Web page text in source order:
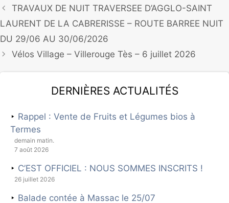
TRAVAUX DE NUIT TRAVERSEE D’AGGLO-SAINT
LAURENT DE LA CABRERISSE – ROUTE BARREE NUIT
DU 29/06 AU 30/06/2026
Vélos Village – Villerouge Tès – 6 juillet 2026
Dernières actualités
Rappel : Vente de Fruits et Légumes bios à
Termes
demain matin.
7 août 2026
C’EST OFFICIEL : NOUS SOMMES INSCRITS !
26 juillet 2026
Balade contée à Massac le 25/07